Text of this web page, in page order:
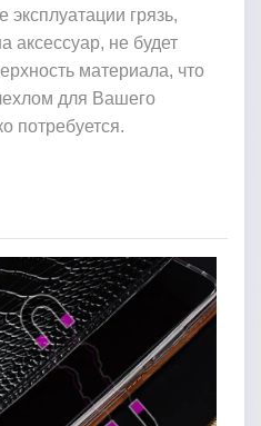
эксплуатации грязь,
аксессуар, не будет
материала, что
для Вашего
потребуется.